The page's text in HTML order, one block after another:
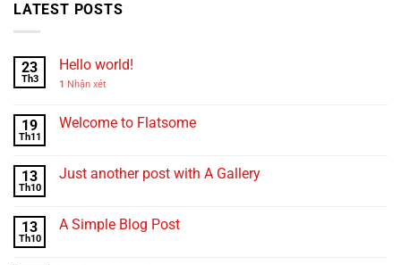
LATEST POSTS
23
Th3
Hello world!
1 Nhận xét
19
Th11
Welcome to Flatsome
13
Th10
Just another post with A Gallery
13
Th10
A Simple Blog Post